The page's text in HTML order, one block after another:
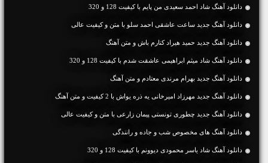
دانلود آهنگ شاد احمد سعیدی من پایم با کیفیت 128 و 320
دانلود آهنگ جديد ساعت عاشقی احمد سلو با متن و کیفیت عالی
دانلود آهنگ جديد حمید هیراد کنارم باش و متن آهنگ
دانلود آهنگ شاد میثم ابراهیمی عاشقت شدم با کیفیت 128 و 320
دانلود آهنگ جديد بهرام مرندی معتادم و متن آهنگ
دانلود آهنگ جديد مهرزاد امیرخانی یه ذره یواش با 2 کیفیت و متن آهنگ
دانلود آهنگ جديد چطوری تونستی پیمان زارعی با متن و کیفیت عالی
دانلود آهنگ های مخصوص شب و جاده و رانندگی
دانلود آهنگ شاد یاسر محمودی دیوونم با کیفیت 128 و 320